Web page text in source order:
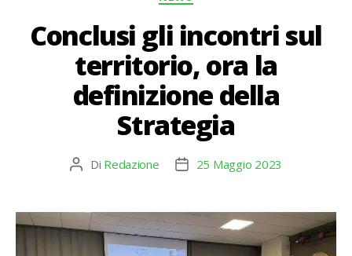
Conclusi gli incontri sul
territorio, ora la
definizione della
Strategia
Autore
Di Redazione
Data25 Maggio 2023